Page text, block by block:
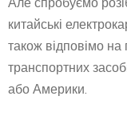
китайські
також відповімо на
транспортних
або Америки.